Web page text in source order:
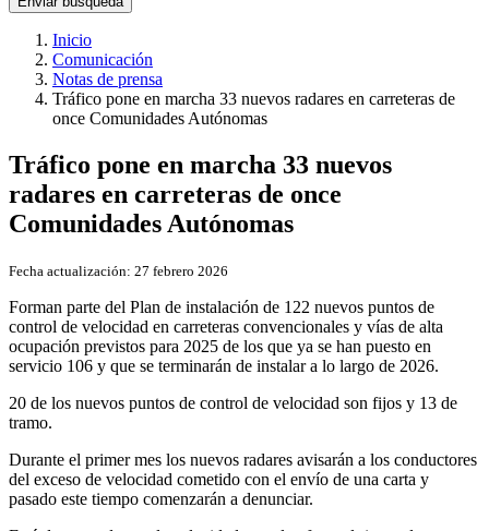
Inicio
Comunicación
Notas de prensa
Tráfico pone en marcha 33 nuevos radares en carreteras de
once Comunidades Autónomas
Tráfico pone en marcha 33 nuevos
radares en carreteras de once
Comunidades Autónomas
Fecha actualización: 27 febrero 2026
Forman parte del Plan de instalación de 122 nuevos puntos de
control de velocidad en carreteras convencionales y vías de alta
ocupación previstos para 2025 de los que ya se han puesto en
servicio 106 y que se terminarán de instalar a lo largo de 2026.
20 de los nuevos puntos de control de velocidad son fijos y 13 de
tramo.
Durante el primer mes los nuevos radares avisarán a los conductores
del exceso de velocidad cometido con el envío de una carta y
pasado este tiempo comenzarán a denunciar.